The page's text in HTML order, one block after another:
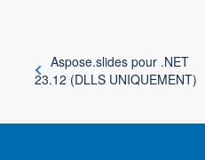
Aspose.slides pour .NET
23.12 (DLLS UNIQUEMENT)